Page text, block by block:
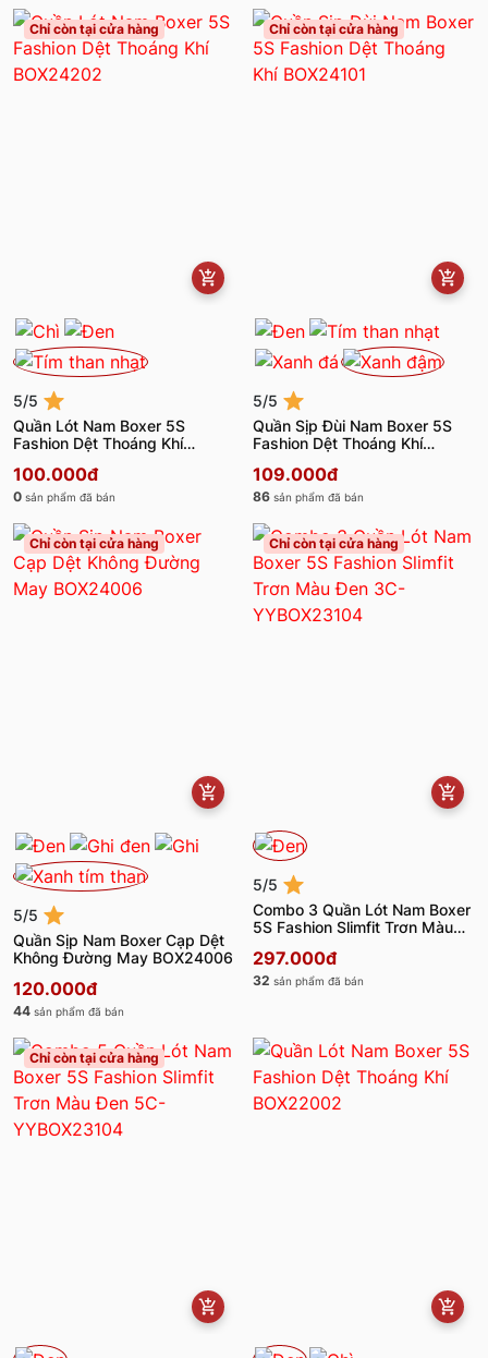
Chỉ còn tại cửa hàng
5/5
Quần Lót Nam Boxer 5S
Fashion Dệt Thoáng Khí
100.000đ
0 sản phẩm đã bán
Chỉ còn tại cửa hàng
5/5
Quần Sịp Đùi Nam Boxer 5S
Fashion Dệt Thoáng Khí
109.000đ
86 sản phẩm đã bán
Chỉ còn tại cửa hàng
5/5
Quần Sịp Nam Boxer Cạp Dệt
Không Đường May BOX24006
120.000đ
44 sản phẩm đã bán
Chỉ còn tại cửa hàng
5/5
Combo 3 Quần Lót Nam Boxer
5S Fashion Slimfit Trơn Màu
297.000đ
32 sản phẩm đã bán
Chỉ còn tại cửa hàng